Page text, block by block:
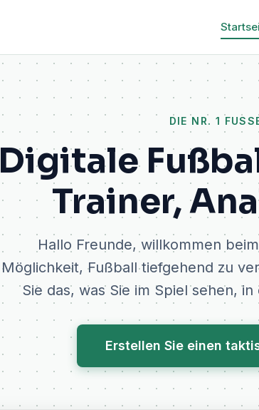
DIE NR. 1
Digitale
Trainer,
Hallo Freunde, willkommen
Möglichkeit, Fußball tiefgehend zu
Sie das, was Sie im Spiel sehen,
Erstellen Sie einen